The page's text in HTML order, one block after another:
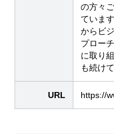
の方々
ていま
からビ
プロー
に取り
も続け
URL https://